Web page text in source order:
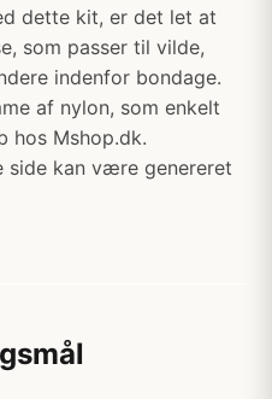
dette kit, er det let at
som passer til vilde,
indenfor bondage.
af nylon, som enkelt
hos Mshop.dk.
side kan være genereret